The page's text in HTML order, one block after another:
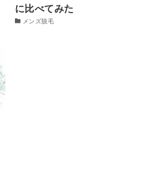
に比べてみた
メンズ脱毛